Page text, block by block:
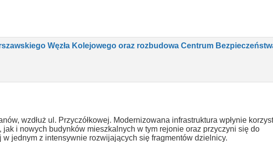
Węzła Kolejowego oraz rozbudowa Centrum
wzdłuż ul. Przyczółkowej. Modernizowana infrastruktura wpłynie
i nowych budynków mieszkalnych w tym rejonie oraz przyczyni się do
jednym z intensywnie rozwijających się fragmentów dzielnicy.